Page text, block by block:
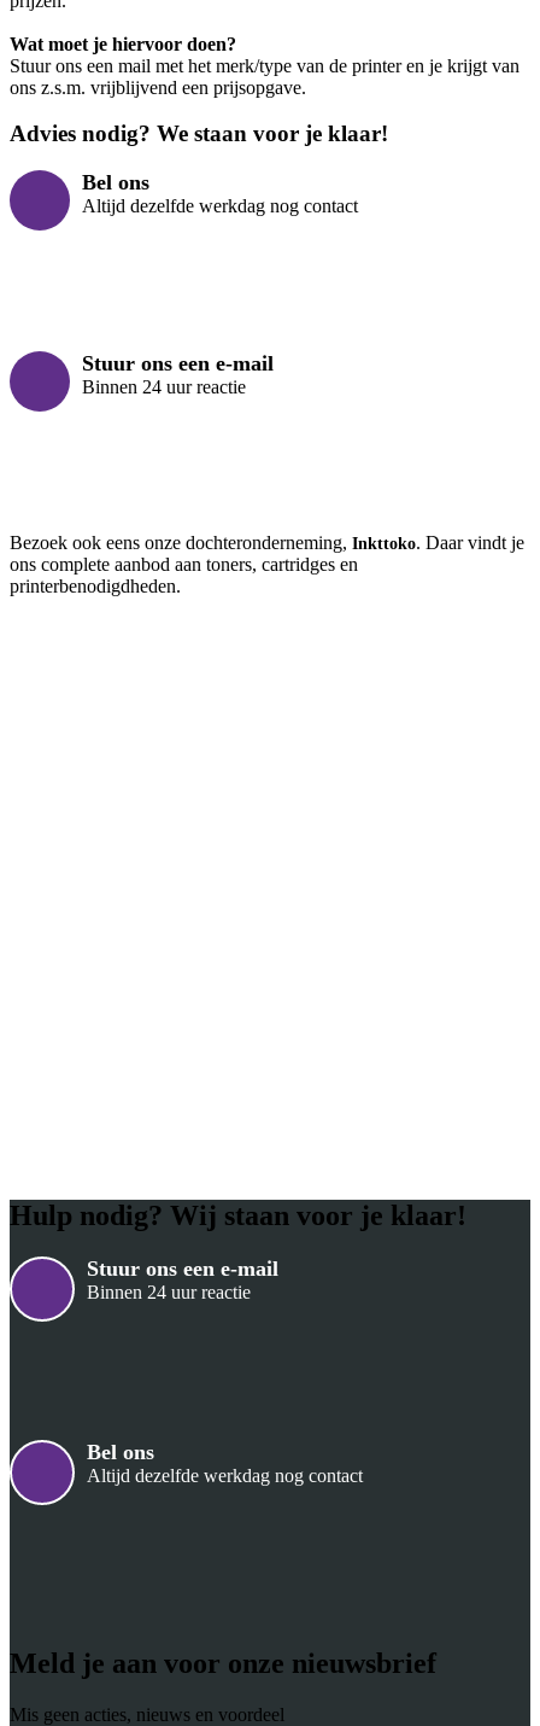
Wat moet je hiervoor doen?
Stuur ons een mail met het merk/type van de printer en je krijgt van
ons z.s.m. vrijblijvend een prijsopgave.
Advies nodig? We staan voor je klaar!
Bel ons
Altijd dezelfde werkdag nog contact
Stuur ons een e-mail
Binnen 24 uur reactie
Bezoek ook eens onze dochteronderneming, Inkttoko. Daar vindt je
ons complete aanbod aan toners, cartridges en
printerbenodigdheden.
Hulp nodig? Wij staan voor je klaar!
Stuur ons een e-mail
Binnen 24 uur reactie
Bel ons
Altijd dezelfde werkdag nog contact
Meld je aan voor onze nieuwsbrief
Mis geen acties, nieuws en voordeel